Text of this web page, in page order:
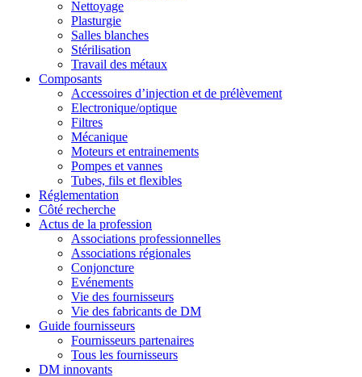
Nettoyage
Plasturgie
Salles blanches
Stérilisation
Travail des métaux
Composants
Accessoires d’injection et de prélèvement
Electronique/optique
Filtres
Mécanique
Moteurs et entrainements
Pompes et vannes
Tubes, fils et flexibles
Réglementation
Côté recherche
Actus de la profession
Associations professionnelles
Associations régionales
Conjoncture
Evénements
Vie des fournisseurs
Vie des fabricants de DM
Guide fournisseurs
Fournisseurs partenaires
Tous les fournisseurs
DM innovants